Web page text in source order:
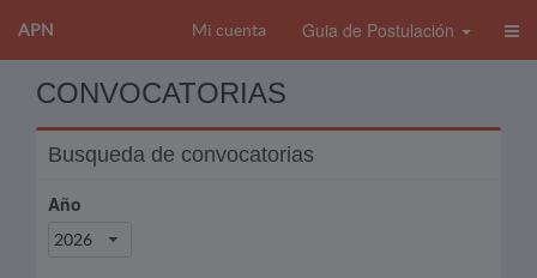
APN Mi cuenta Guia de Postulación
CONVOCATORIAS
Busqueda de convocatorias
Año
2026